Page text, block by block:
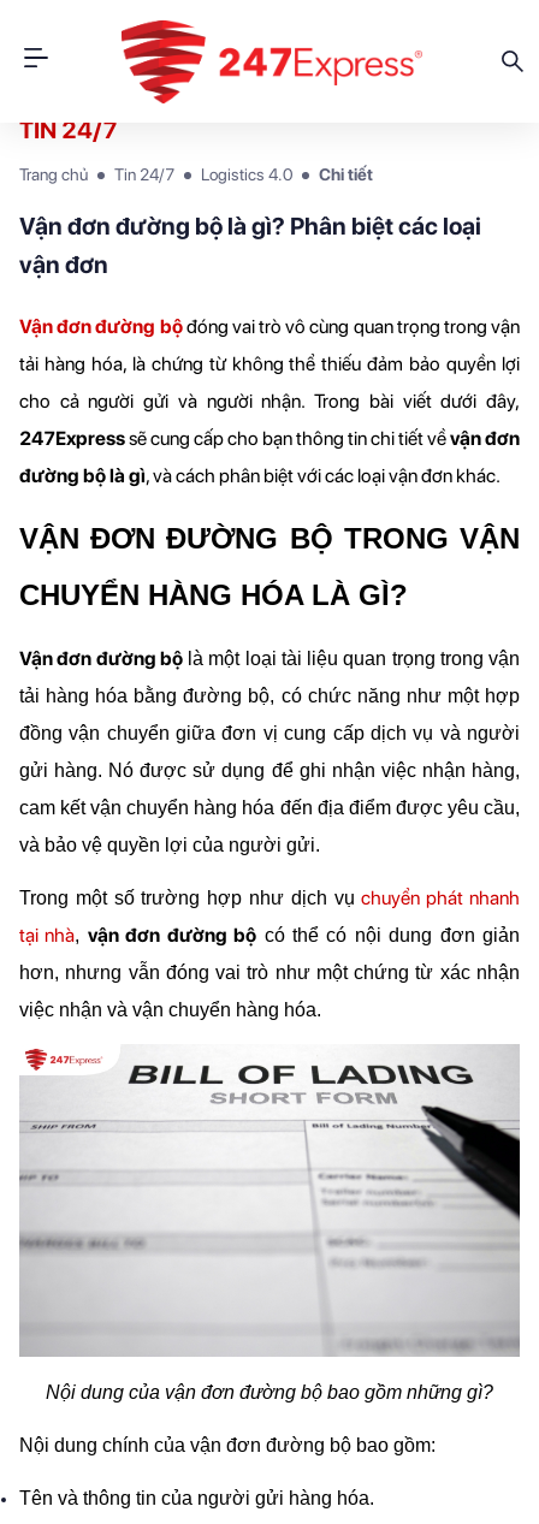
TIN 24/7
Trang chủ Tin 24/7 Logistics 4.0 Chi tiết
Vận đơn đường bộ là gì? Phân biệt các loại
vận đơn
Vận đơn đường bộđóng vai trò vô cùng quan trọng trong vận
tải hàng hóa, là chứng từ không thể thiếu đảm bảo quyền lợi
247Express sẽ cung cấp cho bạn thông tin chi tiết về vận đơn
đường bộ là gì, và cách phân biệt với các loại vận đơn khác.
VẬN ĐƠN ĐƯỜNG BỘ TRONG VẬN
CHUYỂN HÀNG HÓA LÀ GÌ?
Vận đơn đường bộ là một loại tài liệu quan trọng trong vận
tải hàng hóa bằng đường bộ, có chức năng như một hợp
đồng vận chuyển giữa đơn vị cung cấp dịch vụ và người
gửi hàng. Nó được sử dụng để ghi nhận việc nhận hàng,
cam kết vận chuyển hàng hóa đến địa điểm được yêu cầu,
và bảo vệ quyền lợi của người gửi.
Trong một số trường hợp như dịch vụ chuyển phát nhanh
tại nhà, vận đơn đường bộ có thể có nội dung đơn giản
hơn, nhưng vẫn đóng vai trò như một chứng từ xác nhận
việc nhận và vận chuyển hàng hóa.
Nội dung của vận đơn đường bộ bao gồm những gì?
Nội dung chính của vận đơn đường bộ bao gồm:
Tên và thông tin của người gửi hàng hóa.